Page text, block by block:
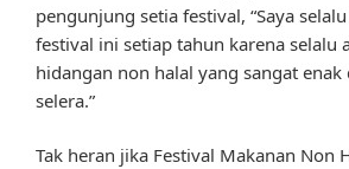
pengunjung setia festival, “Saya
festival ini setiap tahun karena selalu
hidangan non halal yang sangat
selera.”
Tak heran jika Festival Makanan Non